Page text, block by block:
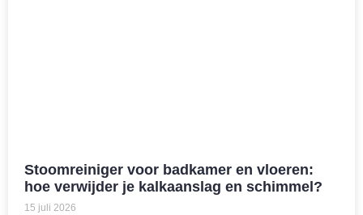
Stoomreiniger voor badkamer en vloeren:
hoe verwijder je kalkaanslag en schimmel?
15 juli 2026